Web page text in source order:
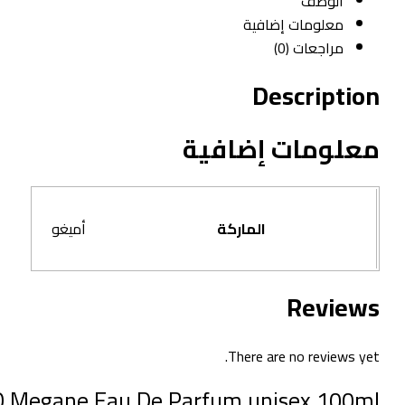
معلومات إضافية
مراجعات (0)
Description
معلومات إضافية
الماركة أميغو
Reviews
There are no reviews yet.